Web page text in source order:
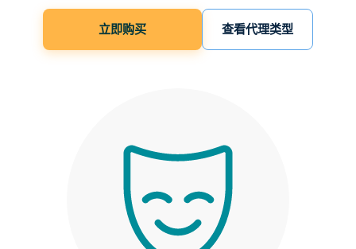
立即购买 查看代理类型